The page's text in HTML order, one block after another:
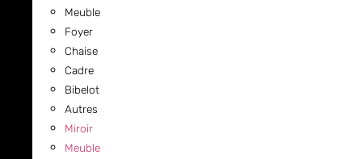
Meuble
Foyer
Chaise
Cadre
Bibelot
Autres
Miroir
Meuble